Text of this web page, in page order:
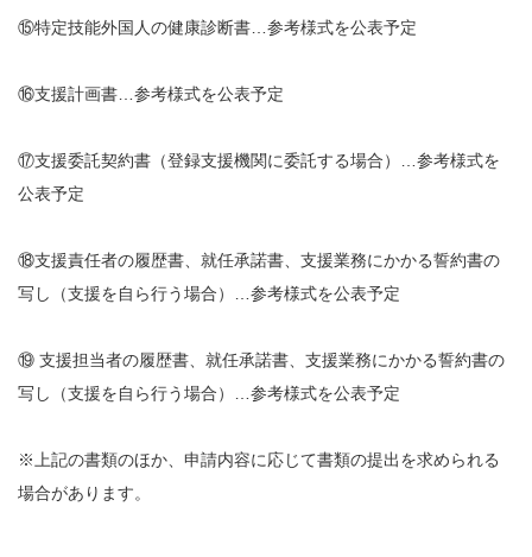
⑮特定技能外国人の健康診断書…参考様式を公表予定
⑯支援計画書…参考様式を公表予定
⑰支援委託契約書（登録支援機関に委託する場合）…参考様式を
公表予定
⑱支援責任者の履歴書、就任承諾書、支援業務にかかる誓約書の
写し（支援を自ら行う場合）…参考様式を公表予定
⑲ 支援担当者の履歴書、就任承諾書、支援業務にかかる誓約書の
写し（支援を自ら行う場合）…参考様式を公表予定
※上記の書類のほか、申請内容に応じて書類の提出を求められる
場合があります。